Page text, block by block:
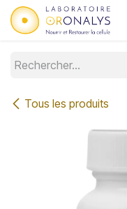
Se rendre au contenu
Tous les produits